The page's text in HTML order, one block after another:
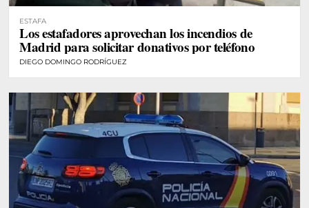
ESTAFA
Los estafadores aprovechan los incendios de
Madrid para solicitar donativos por teléfono
DIEGO DOMINGO RODRÍGUEZ